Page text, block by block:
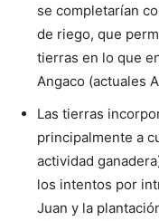
se completarían
de riego, que
tierras en lo que
Angaco (actuales
Las tierras
principalmente a
actividad
los intentos por
Juan y la